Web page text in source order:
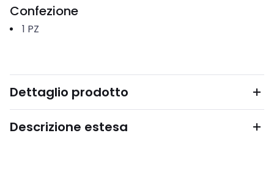
Confezione
1 PZ
Dettaglio prodotto
Descrizione estesa